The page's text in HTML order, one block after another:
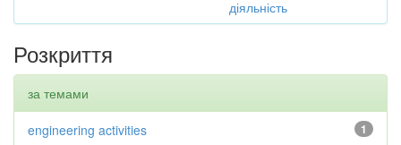
діяльність
Розкриття
за темами
1
engineering activities